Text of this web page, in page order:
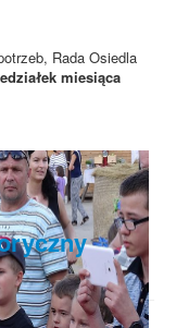
Rada Osiedla
miesiąca